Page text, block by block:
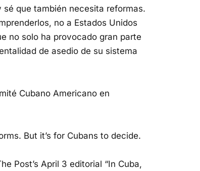
que también necesita reformas.
no a Estados Unidos
no solo ha provocado gran parte
de asedio de su sistema
Cubano Americano en
But it’s for Cubans to decide.
Post’s April 3 editorial “In Cuba,